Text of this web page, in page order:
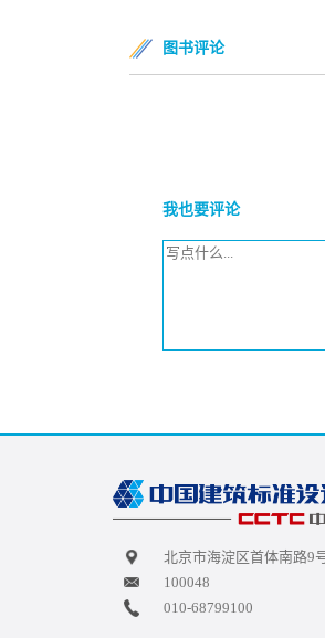
图书评论
我也要评论
北京市海淀区首体南路9
100048
010-68799100